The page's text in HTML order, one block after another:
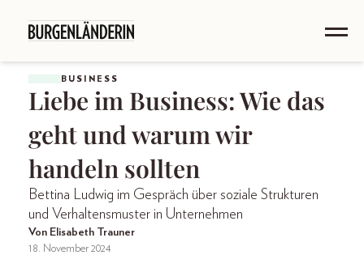
BUSINESS
Liebe im Business: Wie das
geht und warum wir
handeln sollten
Bettina Ludwig im Gespräch über soziale Strukturen
und Verhaltensmuster in Unternehmen
Von Elisabeth Trauner
18. November 2024